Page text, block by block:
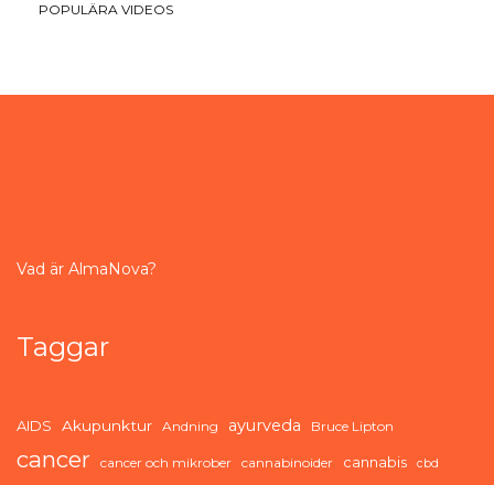
POPULÄRA VIDEOS
Vad är AlmaNova?
Taggar
AIDS Akupunktur Andning ayurveda Bruce Lipton
cancer cancer och mikrober cannabinoider cannabis cbd